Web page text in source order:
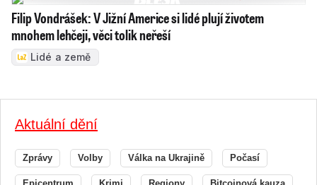
Filip Vondrášek: V Jižní Americe si lidé plují životem
mnohem lehčeji, věci tolik neřeší
Lidé a země
Aktuální dění
Zprávy Volby Válka na Ukrajině Počasí